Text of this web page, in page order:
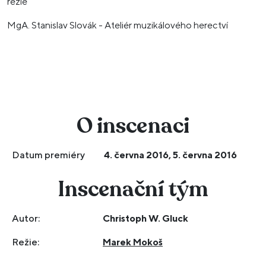
MgA. Stanislav Slovák - Ateliér muzikálového herectví
O inscenaci
Datum premiéry 4. června 2016, 5. června 2016
Inscenační tým
Autor: Christoph W. Gluck
Režie: Marek Mokoš